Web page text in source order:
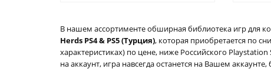
В нашем ассортименте обширная библиотека игр для
Herds PS4 & PS5 (Турция), которая приобретается по
характеристиках) по цене, ниже Российского
на аккаунт, игра навсегда останется на Вашем